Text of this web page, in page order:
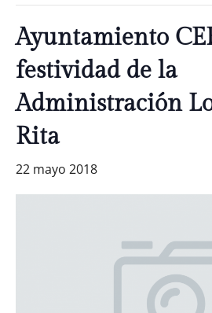
Ayuntamiento
festividad de la
Administración
Rita
22 mayo 2018